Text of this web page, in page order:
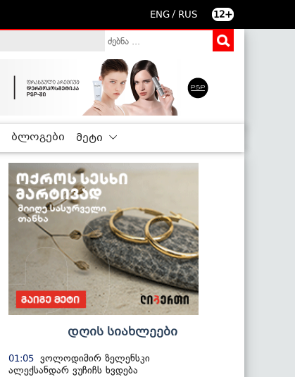
ENG / RUS 12+
ბლოგები მეტი
დღის სიახლეები
01:05 ვოლოდიმირ ზელენსკი
ალექსანდარ ვუჩიჩს ხვდება